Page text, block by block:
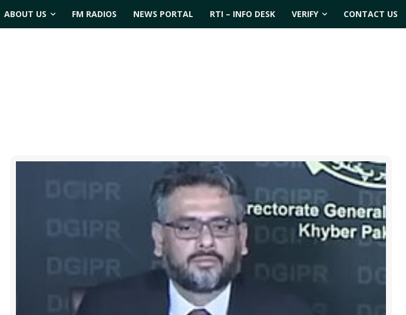
ABOUT US FM RADIOS NEWS PORTAL RTI – INFO DESK VERIFY CONTACT US